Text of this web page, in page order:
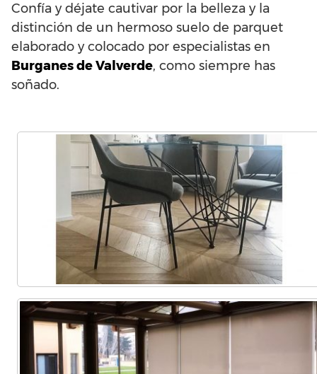
Confía y déjate cautivar por la belleza y la
distinción de un hermoso suelo de parquet
elaborado y colocado por especialistas en
Burganes de Valverde, como siempre has
soñado.